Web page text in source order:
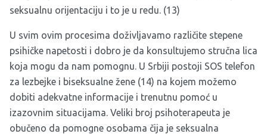
seksualnu orijentaciju i to je u redu. (13)
U svim ovim procesima doživljavamo različite stepene
psihičke napetosti i dobro je da konsultujemo stručna lica
koja mogu da nam pomognu. U Srbiji postoji SOS telefon
za lezbejke i biseksualne žene (14) na kojem možemo
dobiti adekvatne informacije i trenutnu pomoć u
izazovnim situacijama. Veliki broj psihoterapeuta je
obučeno da pomogne osobama čija je seksualna